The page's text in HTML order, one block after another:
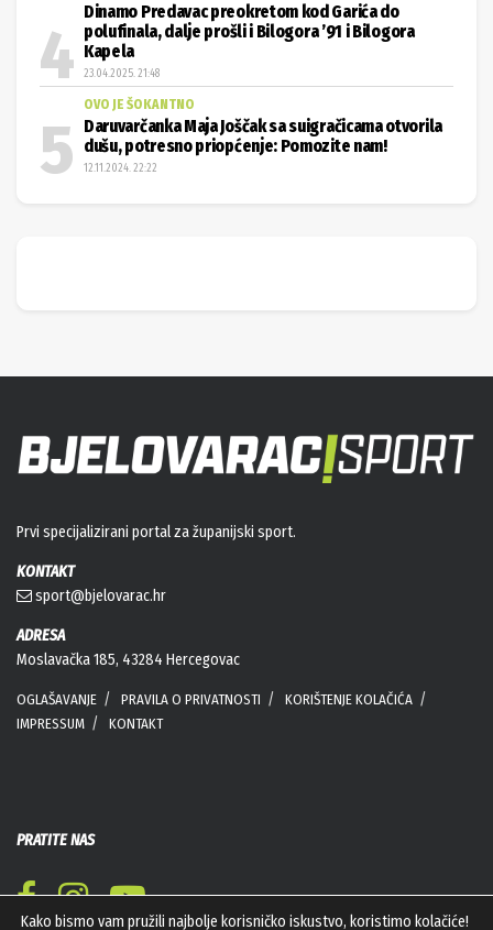
Dinamo Predavac preokretom kod Garića do
polufinala, dalje prošli i Bilogora ’91 i Bilogora
Kapela
23.04.2025. 21:48
OVO JE ŠOKANTNO
Daruvarčanka Maja Joščak sa suigračicama otvorila
dušu, potresno priopćenje: Pomozite nam!
12.11.2024. 22:22
Prvi specijalizirani portal za županijski sport.
KONTAKT
sport@bjelovarac.hr
ADRESA
Moslavačka 185, 43284 Hercegovac
OGLAŠAVANJE PRAVILA O PRIVATNOSTI
KORIŠTENJE KOLAČIĆA
IMPRESSUM
KONTAKT
PRATITE NAS
Kako bismo vam pružili najbolje korisničko iskustvo, koristimo kolačiće!